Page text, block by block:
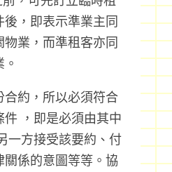
，即表示準業主同
業，而準租客亦同
合約，所以必須符合
，即是必須由其中
一方接受該要約、付
關係的意圖等等。協